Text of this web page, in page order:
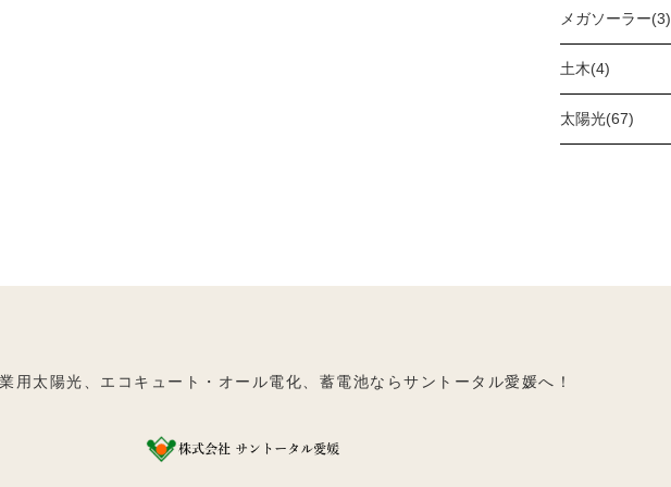
メガソーラー(3)
土木(4)
太陽光(67)
用太陽光、エコキュート・オール電化、蓄電池ならサントータル愛媛へ！